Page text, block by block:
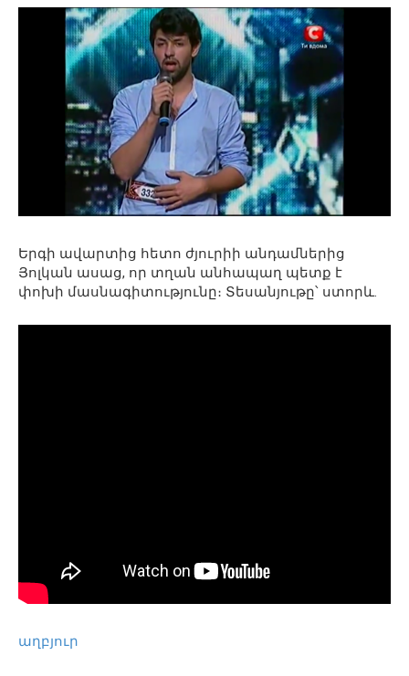
Երգի ավարտից հետո ժյուրիի անդամներից
Յոլկան ասաց, որ տղան անհապաղ պետք է
փոխի մասնագիտությունը։ Տեսանյութը՝ ստորև.
աղբյուր